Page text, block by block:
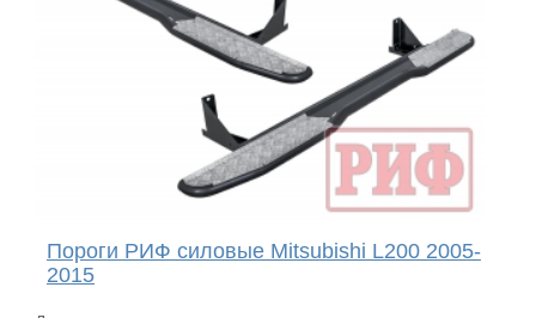
Пороги РИФ силовые Mitsubishi L200 2005-
2015